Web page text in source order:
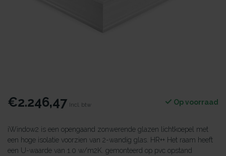
€2.246,47 Incl. btw Op voorraad
iWindow2 is een opengaand zonwerende glazen lichtkoepel met
een hoge isolatie voorzien van 2-wandig glas. HR++ Het raam heeft
een U-waarde van 1.0 w/m2K. gemonteerd op pvc opstand